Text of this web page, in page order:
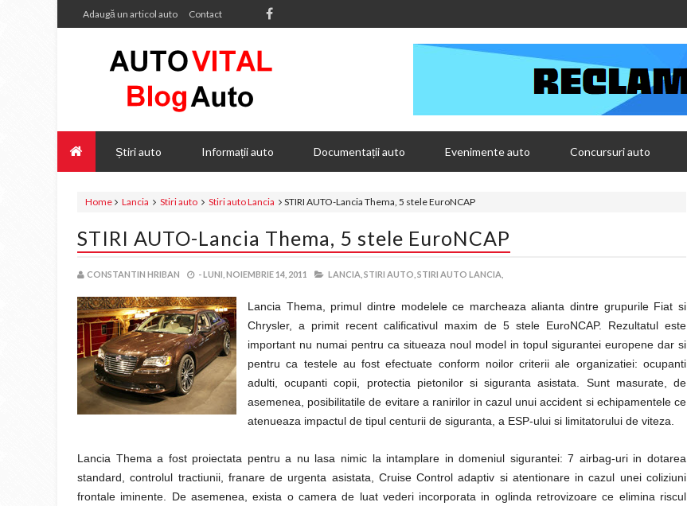
Adaugă un articol auto Contact
Știri auto Informații auto Documentații auto Evenimente auto Concursuri auto
Home Lancia Stiri auto Stiri auto Lancia STIRI AUTO-Lancia Thema, 5 stele EuroNCAP
STIRI AUTO-Lancia Thema, 5 stele EuroNCAP
CONSTANTIN HRIBAN -LUNI, NOIEMBRIE 14, 2011 LANCIA, STIRI AUTO, STIRI AUTO LANCIA,
Lancia Thema, primul dintre modelele ce marcheaza alianta dintre grupurile Fiat si
Chrysler, a primit recent calificativul maxim de 5 stele EuroNCAP. Rezultatul este
important nu numai pentru ca situeaza noul model in topul sigurantei europene dar si
pentru ca testele au fost efectuate conform noilor criterii ale organizatiei: ocupanti
adulti, ocupanti copii, protectia pietonilor si siguranta asistata. Sunt masurate, de
asemenea, posibilitatile de evitare a ranirilor in cazul unui accident si echipamentele ce
atenueaza impactul de tipul centurii de siguranta, a ESP-ului si limitatorului de viteza.
Lancia Thema a fost proiectata pentru a nu lasa nimic la intamplare in domeniul sigurantei: 7 airbag-uri in dotarea
standard, controlul tractiunii, franare de urgenta asistata, Cruise Control adaptiv si atentionare in cazul unei coliziuni
frontale iminente. De asemenea, exista o camera de luat vederi incorporata in oglinda retrovizoare ce elimina riscul